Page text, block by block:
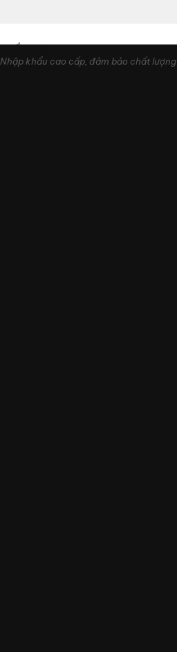
Nhập khẩu cao cấp, đảm bảo chất lượng